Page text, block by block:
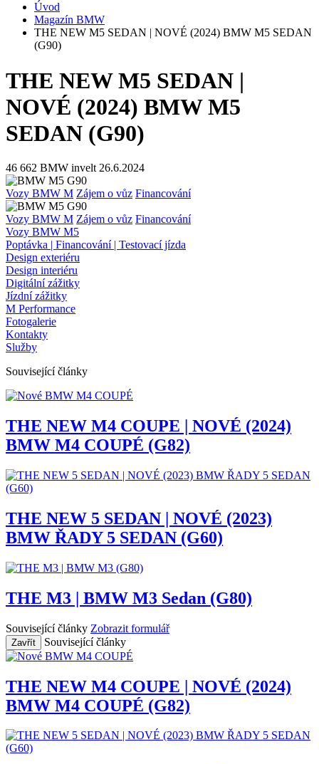
Úvod
Magazín BMW
THE NEW M5 SEDAN | NOVÉ (2024) BMW M5 SEDAN
(G90)
THE NEW M5 SEDAN |
NOVÉ (2024) BMW M5
SEDAN (G90)
46 662 BMW invelt 26.6.2024
Vozy BMW M Zájem o vůz Financování
Vozy BMW M Zájem o vůz Financování
Vozy BMW M5
Poptávka | Financování | Testovací jízda
Design exteriéru
Design interiéru
Digitální zážitky
Jízdní zážitky
M Performance
Fotogalerie
Kontakty
Služby
Související články
THE NEW M4 COUPE | NOVÉ (2024)
BMW M4 COUPÉ (G82)
THE NEW 5 SEDAN | NOVÉ (2023)
BMW ŘADY 5 SEDAN (G60)
THE M3 | BMW M3 Sedan (G80)
Související články Zobrazit formulář
Zavřít Související články
THE NEW M4 COUPE | NOVÉ (2024)
BMW M4 COUPÉ (G82)